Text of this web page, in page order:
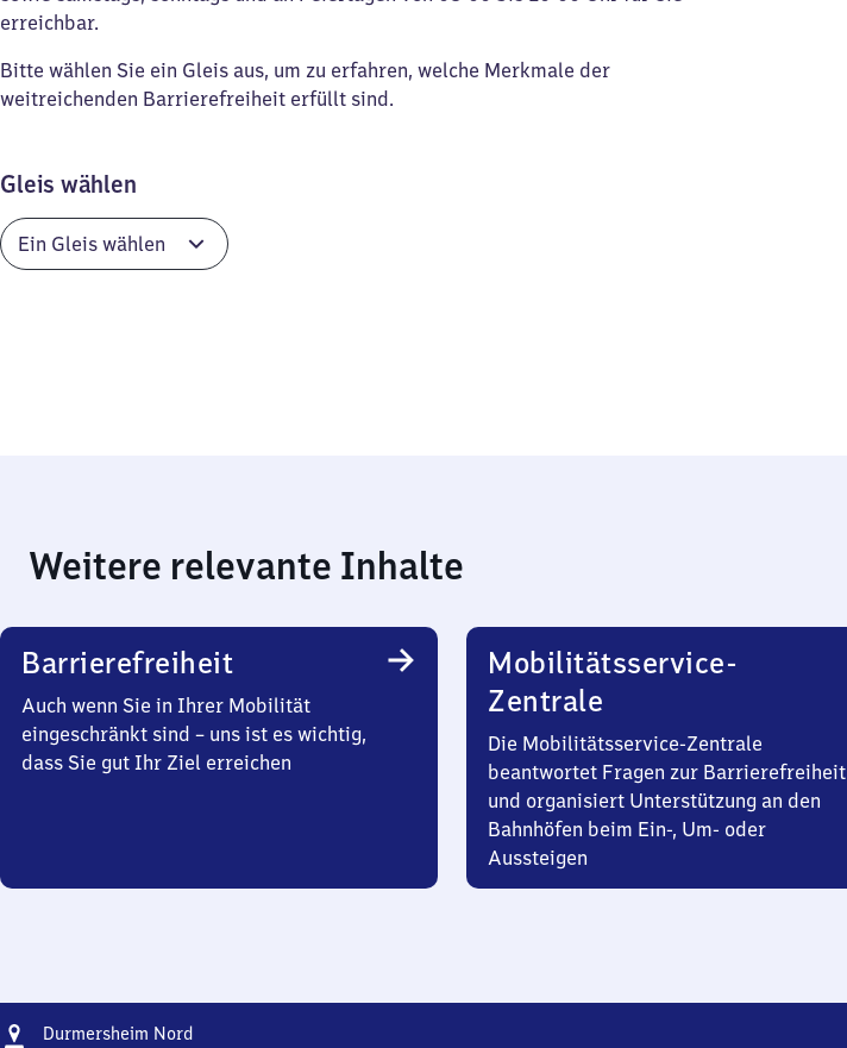
erreichbar.
Bitte wählen Sie ein Gleis aus, um zu erfahren, welche Merkmale der
weitreichenden Barrierefreiheit erfüllt sind.
Gleis wählen
Weitere relevante Inhalte
Barrierefreiheit
Auch wenn Sie in Ihrer Mobilität
eingeschränkt sind – uns ist es wichtig,
dass Sie gut Ihr Ziel erreichen
Mobilitätsservice-
Zentrale
Die Mobilitätsservice-Zentrale
beantwortet Fragen zur Barrierefreiheit
und organisiert Unterstützung an den
Bahnhöfen beim Ein-, Um- oder
Aussteigen
Adresse
Durmersheim NordDurmersheim